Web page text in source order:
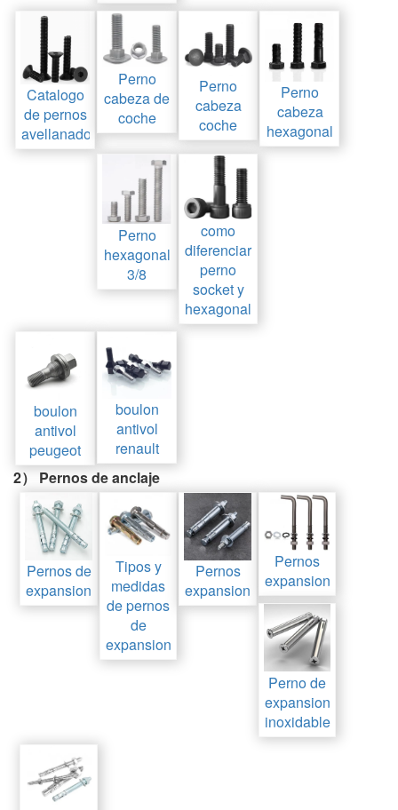
Catalogo
de pernos
avellanado
Perno
cabeza de
coche
Perno
cabeza
coche
Perno
cabeza
hexagonal
Perno
hexagonal
3/8
como
diferenciar
perno
socket y
hexagonal
boulon
antivol
peugeot
boulon
antivol
renault
2） Pernos de anclaje
Pernos de
expansion
Tipos y
medidas
de pernos
de
expansion
Pernos
expansion
Pernos
expansion
Perno de
expansion
inoxidable